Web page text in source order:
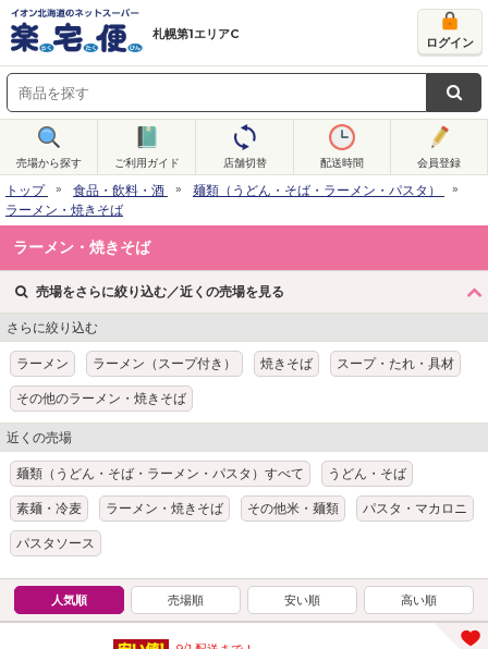
札幌第1エリアC
ログイン
売場から探す ご利用ガイド 店舗切替 配送時間 会員登録
トップ 食品・飲料・酒
麺類（うどん・そば・ラーメン・パスタ）
ラーメン・焼きそば
ラーメン・焼きそば
売場をさらに絞り込む／近くの売場を見る
さらに絞り込む
ラーメン ラーメン（スープ付き） 焼きそば スープ・たれ・具材
その他のラーメン・焼きそば
近くの売場
麺類（うどん・そば・ラーメン・パスタ）すべて うどん・そば
素麺・冷麦 ラーメン・焼きそば その他米・麺類 パスタ・マカロニ
パスタソース
人気順 売場順 安い順 高い順